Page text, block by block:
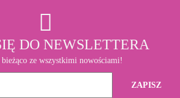
DO NEWSLETTERA
ze wszystkimi nowościami!